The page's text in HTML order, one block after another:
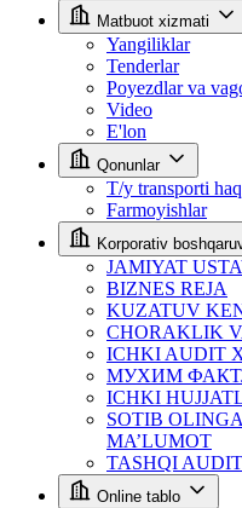
Matbuot xizmati
Yangiliklar
Tenderlar
Poyezdlar va
Video
E'lon
Qonunlar
T/y transporti
Farmoyishlar
Korporativ
JAMIYAT
BIZNES REJA
KUZATUV
CHORAKLIK
ICHKI AUDIT
МУХИМ
ICHKI
SOTIB
MA’LUMOT
TASHQI
Online tablo